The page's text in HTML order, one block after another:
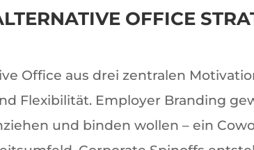
OFFICE
Office aus drei zentralen
Flexibilität. Employer Branding
und binden wollen – ein